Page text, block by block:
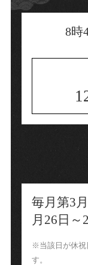
8時
毎月第3
月26日～
※当該日が休祝
す。